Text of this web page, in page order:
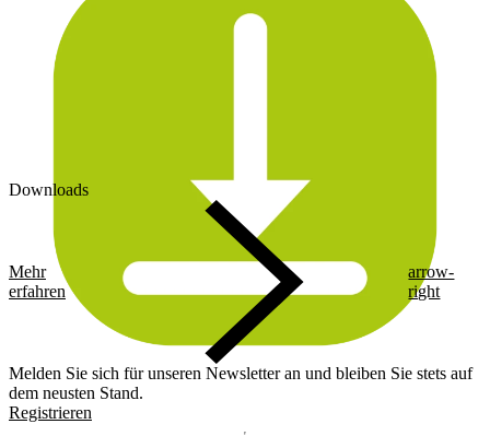
Downloads
Mehr
erfahren
arrow-
right
Melden Sie sich für unseren Newsletter an und bleiben Sie stets auf
dem neusten Stand.
Registrieren